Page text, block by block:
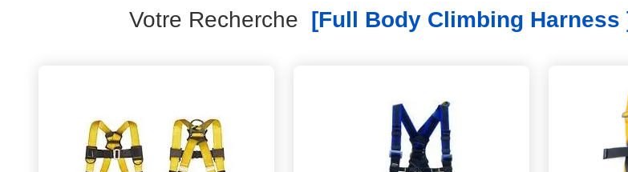
Votre Recherche [full Body Climbing Harness